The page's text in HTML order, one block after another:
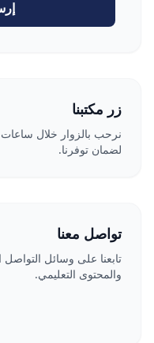
زر مكتبنا
نرحب بالزوار خلال
لضمان توفرنا.
تواصل معنا
تابعنا على وسائل
والمحتوى التعليمي.